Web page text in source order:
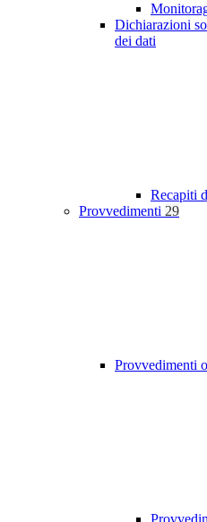
Dichiarazioni
dei dati
Recapiti
Provvedimenti 29
Provvedimenti